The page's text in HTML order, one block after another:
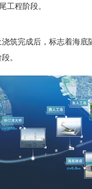
工程阶段。
筑完成后，标志着海底
。